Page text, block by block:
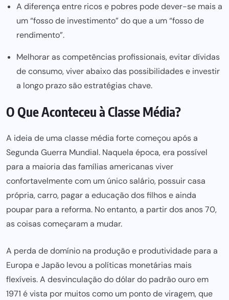
A diferença entre ricos e pobres pode dever-se mais a
um “fosso de investimento” do que a um “fosso de
rendimento”.
Melhorar as competências profissionais, evitar dívidas
de consumo, viver abaixo das possibilidades e investir
a longo prazo são estratégias chave.
O Que Aconteceu à Classe Média?
A ideia de uma classe média forte começou após a
Segunda Guerra Mundial. Naquela época, era possível
para a maioria das famílias americanas viver
confortavelmente com um único salário, possuir casa
própria, carro, pagar a educação dos filhos e ainda
poupar para a reforma. No entanto, a partir dos anos 70,
as coisas começaram a mudar.
A perda de domínio na produção e produtividade para a
Europa e Japão levou a políticas monetárias mais
flexíveis. A desvinculação do dólar do padrão ouro em
1971 é vista por muitos como um ponto de viragem, que